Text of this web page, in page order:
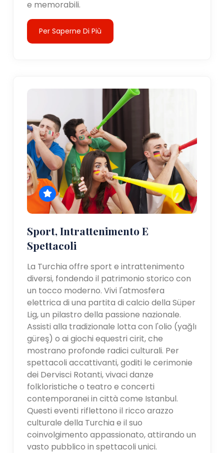
e memorabili.
Per Saperne Di Più
Sport, Intrattenimento E
Spettacoli
La Turchia offre sport e intrattenimento
diversi, fondendo il patrimonio storico con
un tocco moderno. Vivi l'atmosfera
elettrica di una partita di calcio della Süper
Lig, un pilastro della passione nazionale.
Assisti alla tradizionale lotta con l'olio (yağlı
güreş) o ai giochi equestri cirit, che
mostrano profonde radici culturali. Per
spettacoli accattivanti, goditi le cerimonie
dei Dervisci Rotanti, vivaci danze
folkloristiche o teatro e concerti
contemporanei in città come Istanbul.
Questi eventi riflettono il ricco arazzo
culturale della Turchia e il suo
coinvolgimento appassionato, attirando un
vasto pubblico in spettacoli unici.